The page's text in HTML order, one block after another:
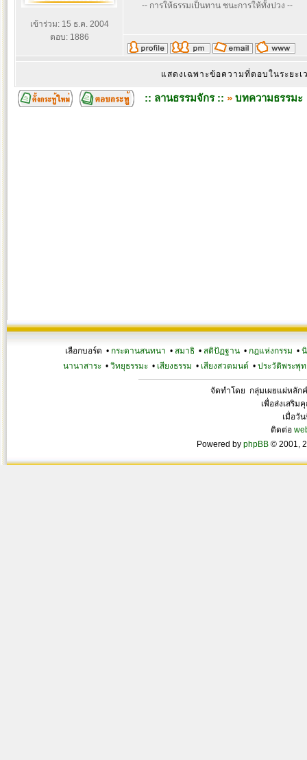
เข้าร่วม: 15 ธ.ค. 2004
ตอบ: 1886
-- การให้ธรรมเป็นทาน ชนะการให้ทั้งปวง --
แสดงเฉพาะข้อความที่ตอบในระยะ
:: ลานธรรมจักร :: » บทความธรรมะ
เลือกบอร์ด • กระดานสนทนา • สมาธิ • สติปัฏฐาน • กฎแห่งกรรม •
นานาสาระ• วิทยุธรรมะ• เสียงธรรม • เสียงสวดมนต์ • ประวัติพระพุท
จัดทำโดย กลุ่มเผยแผ่หลัก
เพื่อส่งเสริม
เมื่อวั
ติดต่อ
Powered by phpBB © 2001,